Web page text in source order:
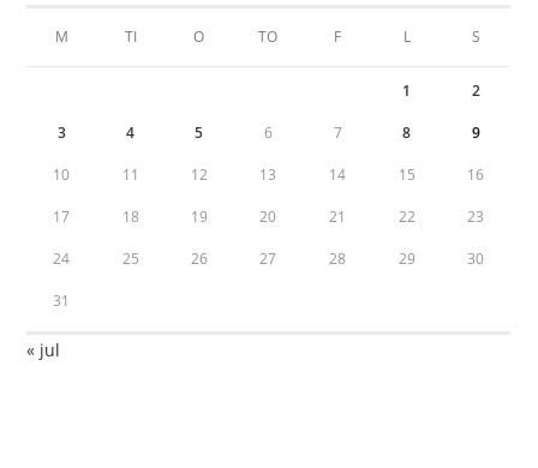
M TI O TO F L S
1 2
3 4 5 6 7 8 9
10 11 12 13 14 15 16
17 18 19 20 21 22 23
24 25 26 27 28 29 30
31
« jul